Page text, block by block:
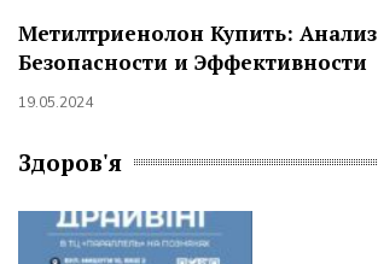
Метилтриенолон Купить: Анализ
Безопасности и Эффективности
19.05.2024
Здоров'я